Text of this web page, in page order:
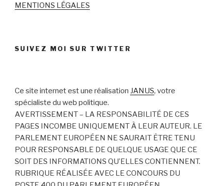
MENTIONS LÉGALES
SUIVEZ MOI SUR TWITTER
Ce site internet est une réalisation JANUS, votre
spécialiste du web politique.
AVERTISSEMENT – LA RESPONSABILITÉ DE CES
PAGES INCOMBE UNIQUEMENT À LEUR AUTEUR. LE
PARLEMENT EUROPÉEN NE SAURAIT ÊTRE TENU
POUR RESPONSABLE DE QUELQUE USAGE QUE CE
SOIT DES INFORMATIONS QU’ELLES CONTIENNENT.
RUBRIQUE RÉALISÉE AVEC LE CONCOURS DU